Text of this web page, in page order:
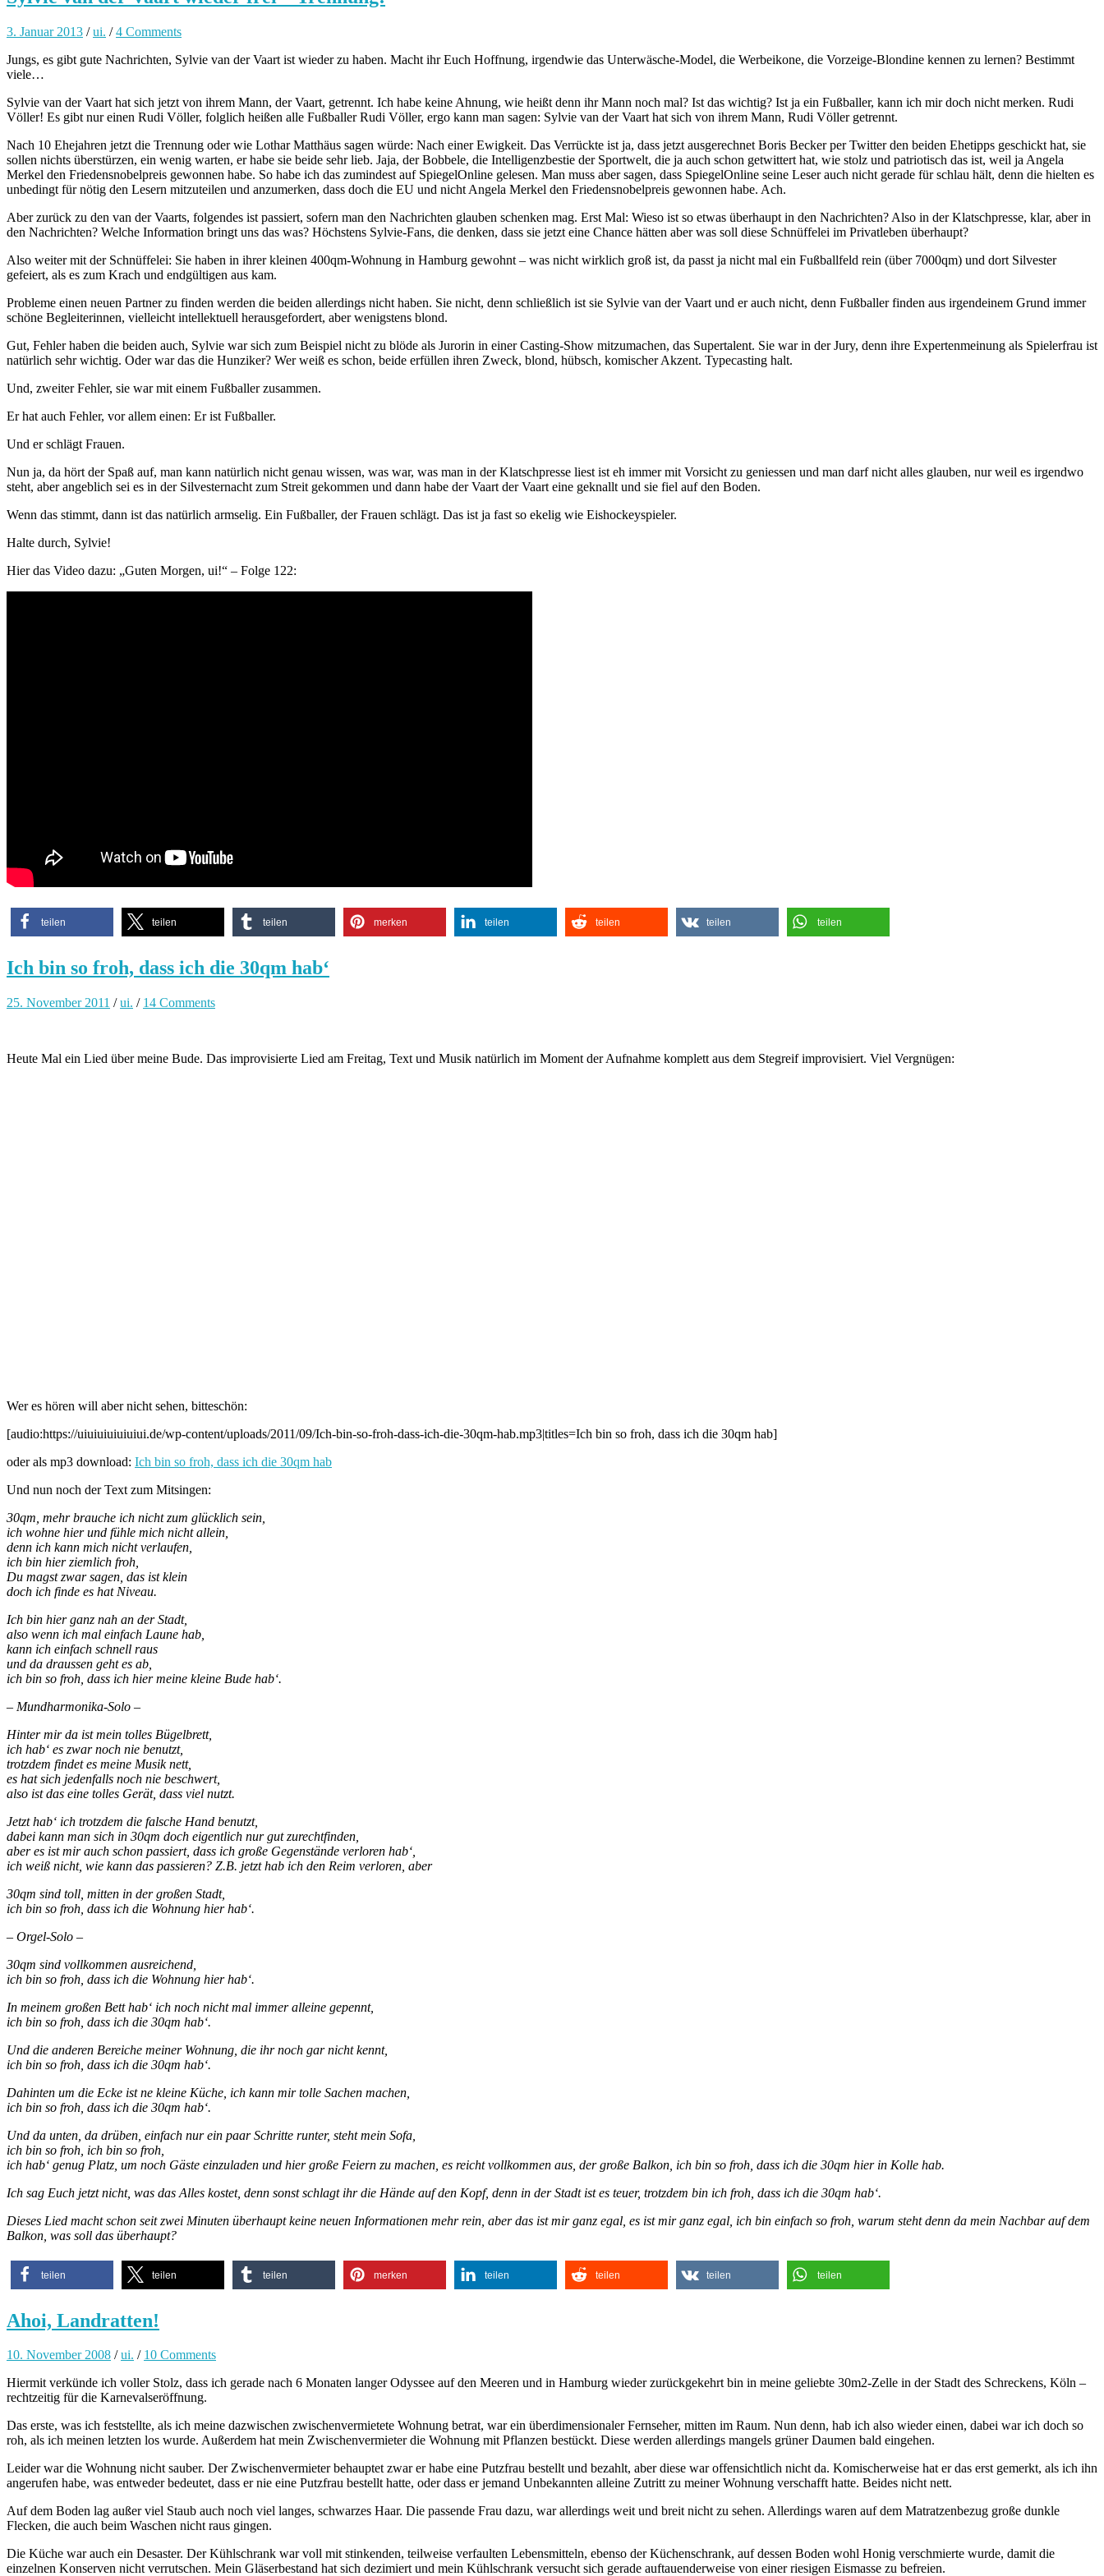
3. Januar 2013 /ui. /4 Comments
Jungs, es gibt gute Nachrichten, Sylvie van der Vaart ist wieder zu haben. Macht ihr Euch Hoffnung, irgendwie das Unterwäsche-Model, die Werbeikone, die Vorzeige-Blondine kennen zu lernen? Bestimmt
viele…
Sylvie van der Vaart hat sich jetzt von ihrem Mann, der Vaart, getrennt. Ich habe keine Ahnung, wie heißt denn ihr Mann noch mal? Ist das wichtig? Ist ja ein Fußballer, kann ich mir doch nicht merken. Rudi
Völler! Es gibt nur einen Rudi Völler, folglich heißen alle Fußballer Rudi Völler, ergo kann man sagen: Sylvie van der Vaart hat sich von ihrem Mann, Rudi Völler getrennt.
Nach 10 Ehejahren jetzt die Trennung oder wie Lothar Matthäus sagen würde: Nach einer Ewigkeit. Das Verrückte ist ja, dass jetzt ausgerechnet Boris Becker per Twitter den beiden Ehetipps geschickt hat, sie
sollen nichts überstürzen, ein wenig warten, er habe sie beide sehr lieb. Jaja, der Bobbele, die Intelligenzbestie der Sportwelt, die ja auch schon getwittert hat, wie stolz und patriotisch das ist, weil ja Angela
Merkel den Friedensnobelpreis gewonnen habe. So habe ich das zumindest auf SpiegelOnline gelesen. Man muss aber sagen, dass SpiegelOnline seine Leser auch nicht gerade für schlau hält, denn die hielten es
unbedingt für nötig den Lesern mitzuteilen und anzumerken, dass doch die EU und nicht Angela Merkel den Friedensnobelpreis gewonnen habe. Ach.
Aber zurück zu den van der Vaarts, folgendes ist passiert, sofern man den Nachrichten glauben schenken mag. Erst Mal: Wieso ist so etwas überhaupt in den Nachrichten? Also in der Klatschpresse, klar, aber in
den Nachrichten? Welche Information bringt uns das was? Höchstens Sylvie-Fans, die denken, dass sie jetzt eine Chance hätten aber was soll diese Schnüffelei im Privatleben überhaupt?
Also weiter mit der Schnüffelei: Sie haben in ihrer kleinen 400qm-Wohnung in Hamburg gewohnt – was nicht wirklich groß ist, da passt ja nicht mal ein Fußballfeld rein (über 7000qm) und dort Silvester
gefeiert, als es zum Krach und endgültigen aus kam.
Probleme einen neuen Partner zu finden werden die beiden allerdings nicht haben. Sie nicht, denn schließlich ist sie Sylvie van der Vaart und er auch nicht, denn Fußballer finden aus irgendeinem Grund immer
schöne Begleiterinnen, vielleicht intellektuell herausgefordert, aber wenigstens blond.
Gut, Fehler haben die beiden auch, Sylvie war sich zum Beispiel nicht zu blöde als Jurorin in einer Casting-Show mitzumachen, das Supertalent. Sie war in der Jury, denn ihre Expertenmeinung als Spielerfrau ist
natürlich sehr wichtig. Oder war das die Hunziker? Wer weiß es schon, beide erfüllen ihren Zweck, blond, hübsch, komischer Akzent. Typecasting halt.
Und, zweiter Fehler, sie war mit einem Fußballer zusammen.
Er hat auch Fehler, vor allem einen: Er ist Fußballer.
Und er schlägt Frauen.
Nun ja, da hört der Spaß auf, man kann natürlich nicht genau wissen, was war, was man in der Klatschpresse liest ist eh immer mit Vorsicht zu geniessen und man darf nicht alles glauben, nur weil es irgendwo
steht, aber angeblich sei es in der Silvesternacht zum Streit gekommen und dann habe der Vaart der Vaart eine geknallt und sie fiel auf den Boden.
Wenn das stimmt, dann ist das natürlich armselig. Ein Fußballer, der Frauen schlägt. Das ist ja fast so ekelig wie Eishockeyspieler.
Halte durch, Sylvie!
Hier das Video dazu: „Guten Morgen, ui!“ – Folge 122:
teilen teilen teilen merken teilen teilen teilen teilen
Ich bin so froh, dass ich die 30qm hab‘
25. November 2011 /ui. / 14 Comments
Heute Mal ein Lied über meine Bude. Das improvisierte Lied am Freitag, Text und Musik natürlich im Moment der Aufnahme komplett aus dem Stegreif improvisiert. Viel Vergnügen:
Wer es hören will aber nicht sehen, bitteschön:
[audio:https://uiuiuiuiuiuiui.de/wp-content/uploads/2011/09/Ich-bin-so-froh-dass-ich-die-30qm-hab.mp3|titles=Ich bin so froh, dass ich die 30qm hab]
oder als mp3 download: Ich bin so froh, dass ich die 30qm hab
Und nun noch der Text zum Mitsingen:
30qm, mehr brauche ich nicht zum glücklich sein,
ich wohne hier und fühle mich nicht allein,
denn ich kann mich nicht verlaufen,
ich bin hier ziemlich froh,
Du magst zwar sagen, das ist klein
doch ich finde es hat Niveau.
Ich bin hier ganz nah an der Stadt,
also wenn ich mal einfach Laune hab,
kann ich einfach schnell raus
und da draussen geht es ab,
ich bin so froh, dass ich hier meine kleine Bude hab‘.
– Mundharmonika-Solo –
Hinter mir da ist mein tolles Bügelbrett,
ich hab‘ es zwar noch nie benutzt,
trotzdem findet es meine Musik nett,
es hat sich jedenfalls noch nie beschwert,
also ist das eine tolles Gerät, dass viel nutzt.
Jetzt hab‘ ich trotzdem die falsche Hand benutzt,
dabei kann man sich in 30qm doch eigentlich nur gut zurechtfinden,
aber es ist mir auch schon passiert, dass ich große Gegenstände verloren hab‘,
ich weiß nicht, wie kann das passieren? Z.B. jetzt hab ich den Reim verloren, aber
30qm sind toll, mitten in der großen Stadt,
ich bin so froh, dass ich die Wohnung hier hab‘.
– Orgel-Solo –
30qm sind vollkommen ausreichend,
ich bin so froh, dass ich die Wohnung hier hab‘.
In meinem großen Bett hab‘ ich noch nicht mal immer alleine gepennt,
ich bin so froh, dass ich die 30qm hab‘.
Und die anderen Bereiche meiner Wohnung, die ihr noch gar nicht kennt,
ich bin so froh, dass ich die 30qm hab‘.
Dahinten um die Ecke ist ne kleine Küche, ich kann mir tolle Sachen machen,
ich bin so froh, dass ich die 30qm hab‘.
Und da unten, da drüben, einfach nur ein paar Schritte runter, steht mein Sofa,
ich bin so froh, ich bin so froh,
ich hab‘ genug Platz, um noch Gäste einzuladen und hier große Feiern zu machen, es reicht vollkommen aus, der große Balkon, ich bin so froh, dass ich die 30qm hier in Kolle hab.
Ich sag Euch jetzt nicht, was das Alles kostet, denn sonst schlagt ihr die Hände auf den Kopf, denn in der Stadt ist es teuer, trotzdem bin ich froh, dass ich die 30qm hab‘.
Dieses Lied macht schon seit zwei Minuten überhaupt keine neuen Informationen mehr rein, aber das ist mir ganz egal, es ist mir ganz egal, ich bin einfach so froh, warum steht denn da mein Nachbar auf dem
Balkon, was soll das überhaupt?
teilen teilen teilen merken teilen teilen teilen teilen
Ahoi, Landratten!
10. November 2008 /ui. / 10 Comments
Hiermit verkünde ich voller Stolz, dass ich gerade nach 6 Monaten langer Odyssee auf den Meeren und in Hamburg wieder zurückgekehrt bin in meine geliebte 30m2-Zelle in der Stadt des Schreckens, Köln –
rechtzeitig für die Karnevalseröffnung.
Das erste, was ich feststellte, als ich meine dazwischen zwischenvermietete Wohnung betrat, war ein überdimensionaler Fernseher, mitten im Raum. Nun denn, hab ich also wieder einen, dabei war ich doch so
roh, als ich meinen letzten los wurde. Außerdem hat mein Zwischenvermieter die Wohnung mit Pflanzen bestückt. Diese werden allerdings mangels grüner Daumen bald eingehen.
Leider war die Wohnung nicht sauber. Der Zwischenvermieter behauptet zwar er habe eine Putzfrau bestellt und bezahlt, aber diese war offensichtlich nicht da. Komischerweise hat er das erst gemerkt, als ich ihn
angerufen habe, was entweder bedeutet, dass er nie eine Putzfrau bestellt hatte, oder dass er jemand Unbekannten alleine Zutritt zu meiner Wohnung verschafft hatte. Beides nicht nett.
Auf dem Boden lag außer viel Staub auch noch viel langes, schwarzes Haar. Die passende Frau dazu, war allerdings weit und breit nicht zu sehen. Allerdings waren auf dem Matratzenbezug große dunkle
Flecken, die auch beim Waschen nicht raus gingen.
Die Küche war auch ein Desaster. Der Kühlschrank war voll mit stinkenden, teilweise verfaulten Lebensmitteln, ebenso der Küchenschrank, auf dessen Boden wohl Honig verschmierte wurde, damit die
einzelnen Konserven nicht verrutschen. Mein Gläserbestand hat sich dezimiert und mein Kühlschrank versucht sich gerade auftauenderweise von einer riesigen Eismasse zu befreien.